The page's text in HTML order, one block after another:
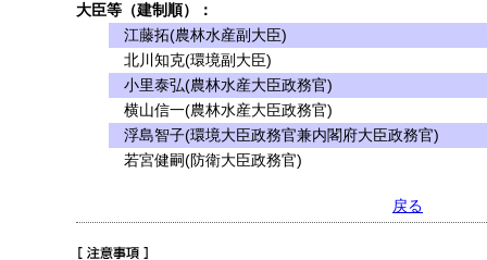
大臣等（建制順）：
江藤拓(農林水産副大臣)
北川知克(環境副大臣)
小里泰弘(農林水産大臣政務官)
横山信一(農林水産大臣政務官)
浮島智子(環境大臣政務官兼内閣府大臣政務官)
若宮健嗣(防衛大臣政務官)
戻る